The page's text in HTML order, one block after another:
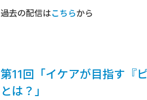
過去の配信はこちらから
第11回「イケアが目指す『
とは？」